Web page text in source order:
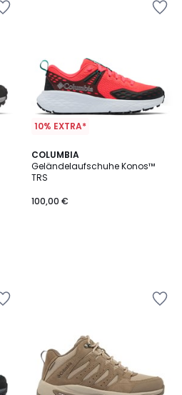
10% EXTRA*
COLUMBIA
Geländelaufschuhe Konos™
TRS
100,00 €